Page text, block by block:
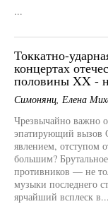
...
Токкатно-
концертах
половины XX -
Симонянц, Елена
Чрезвычайно важно
эпатирующий вызов
явлением, отступом
большим?
противников — не
музыки последнего
ярчайший всплеск в...